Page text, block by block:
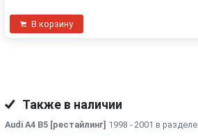
В корзину
Также в наличии
Audi A4 B5 [рестайлинг] 1998 - 2001 в разделе